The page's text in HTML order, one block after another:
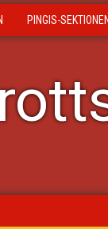
PINGIS-SEKTIONEN